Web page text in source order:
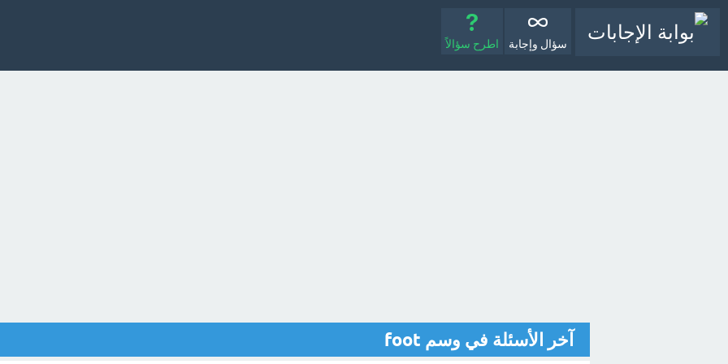
سؤال وإجابة اطرح سؤالاً
آخر الأسئلة في وسم foot